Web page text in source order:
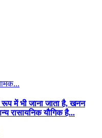
में भी जाना जाता है, खनन
रासायनिक यौगिक है...